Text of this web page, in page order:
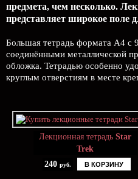
предмета, чем несколько.
представляет широкое поле
Большая тетрадь формата А4 с
соединёнными металлической
обложка. Тетрадью особенно
круглым отверстиям в месте
Лекционная тетрадь Star
Trek
240 руб. В КОРЗИНУ